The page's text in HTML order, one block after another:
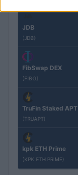
JDB
(JDB)
FibSwap DEX
(FIBO)
TruFin Staked APT
(TRUAPT)
kpk ETH Prime
(KPK ETH PRIME)